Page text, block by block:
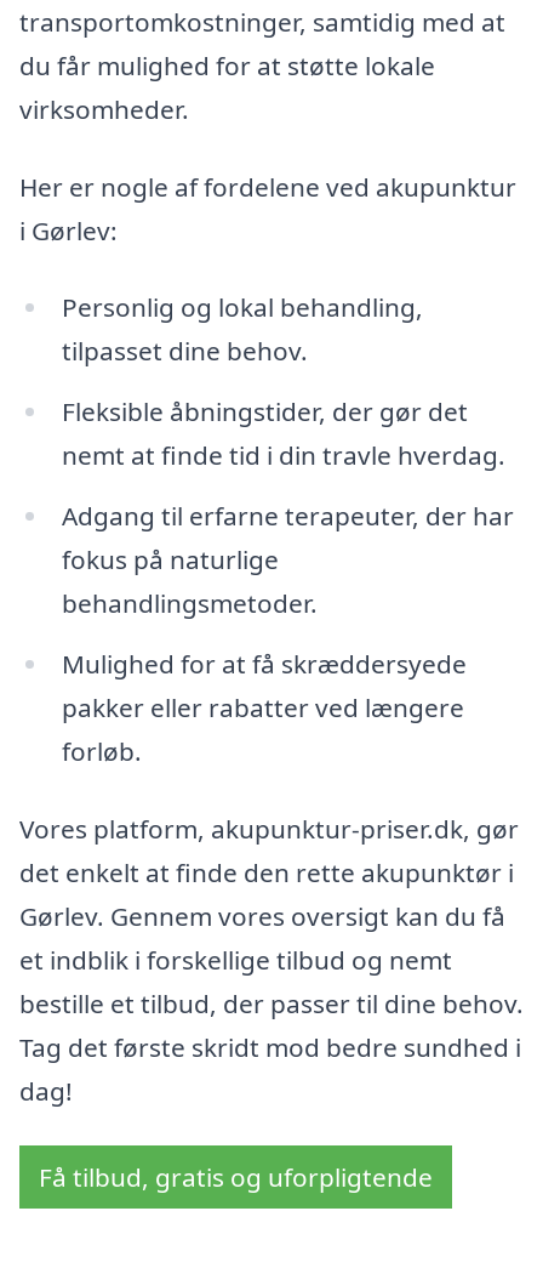
transportomkostninger, samtidig med at
du får mulighed for at støtte lokale
virksomheder.
Her er nogle af fordelene ved akupunktur
i Gørlev:
Personlig og lokal behandling,
tilpasset dine behov.
Fleksible åbningstider, der gør det
nemt at finde tid i din travle hverdag.
Adgang til erfarne terapeuter, der har
fokus på naturlige
behandlingsmetoder.
Mulighed for at få skræddersyede
pakker eller rabatter ved længere
forløb.
Vores platform, akupunktur-priser.dk, gør
det enkelt at finde den rette akupunktør i
Gørlev. Gennem vores oversigt kan du få
et indblik i forskellige tilbud og nemt
bestille et tilbud, der passer til dine behov.
Tag det første skridt mod bedre sundhed i
dag!
Få tilbud, gratis og uforpligtende